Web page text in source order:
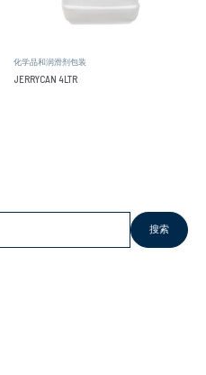
化学品和润滑剂包装
JERRYCAN 4LTR
搜索